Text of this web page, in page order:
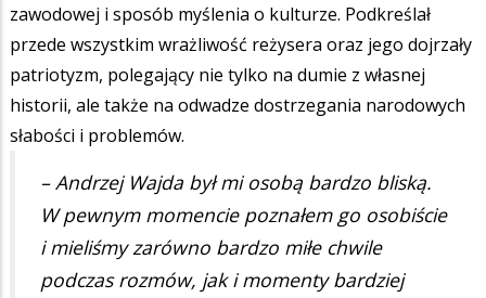
zawodowej i sposób myślenia o kulturze. Podkreślał
przede wszystkim wrażliwość reżysera oraz jego dojrzały
patriotyzm, polegający nie tylko na dumie z własnej
historii, ale także na odwadze dostrzegania narodowych
słabości i problemów.
– Andrzej Wajda był mi osobą bardzo bliską.
W pewnym momencie poznałem go osobiście
i mieliśmy zarówno bardzo miłe chwile
podczas rozmów, jak i momenty bardziej